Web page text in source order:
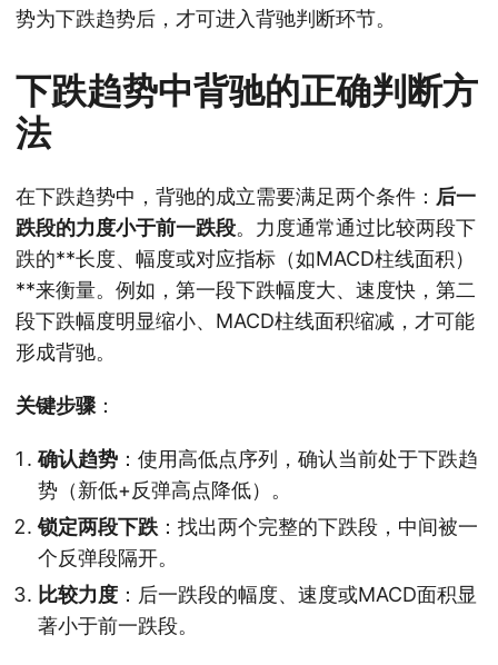
势为下跌趋势后，才可进入背驰判断环节。
下跌趋势中背驰的正确判断方
法
在下跌趋势中，背驰的成立需要满足两个条件： 后一
跌段的力度小于前一跌段。力度通常通过比较两段下
跌的**长度、幅度或对应指标（如MACD柱线面积）
**来衡量。例如，第一段下跌幅度大、速度快，第二
段下跌幅度明显缩小、MACD柱线面积缩减，才可能
形成背驰。
关键步骤 ：
确认趋势 ：使用高低点序列，确认当前处于下跌趋
势（新低+反弹高点降低）。
锁定两段下跌 ：找出两个完整的下跌段，中间被一
个反弹段隔开。
比较力度 ：后一跌段的幅度、速度或MACD面积显
著小于前一跌段。